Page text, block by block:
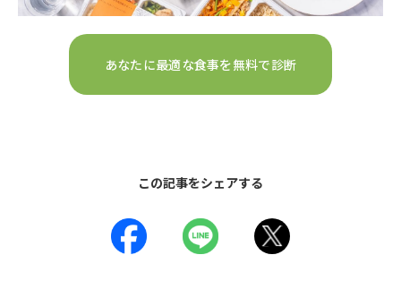
あなたに最適な食事を無料で診断
この記事をシェアする